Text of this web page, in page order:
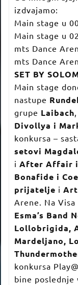
izdvajamo:
Main stage u
Main stage u
mts Dance
mts Dance
SET BY
Main stage
nastupe
grupe Laibach
Divollya i
konkursa –
setovi
i After Affair i
Bonafide i
prijatelje i
Arene. Na
Esma’s Band
Lollobrigida,
Mardeljano,
konkursa
bine poslednje